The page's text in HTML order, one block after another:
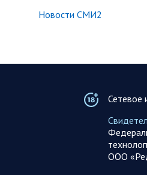
Новости СМИ2
Сетевое
ООО